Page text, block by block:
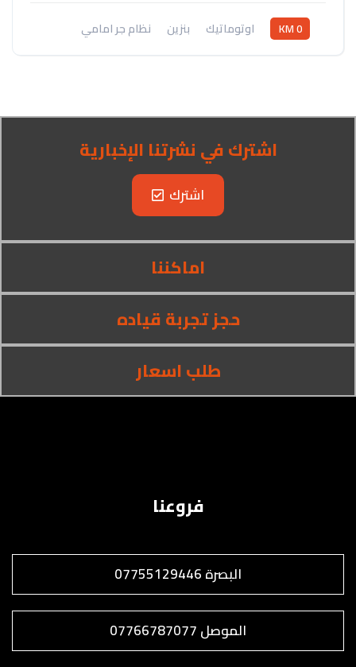
0 KM اوتوماتيك بنزين نظام جر امامي
اشترك في نشرتنا الإخبارية
اشترك
اماكننا
حجز تجربة قياده
طلب اسعار
فروعنا
البصرة 07755129446
الموصل 07766787077